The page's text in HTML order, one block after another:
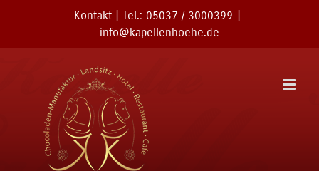
Kontakt | Tel.: 05037 / 3000399
info@kapellenhoehe.de